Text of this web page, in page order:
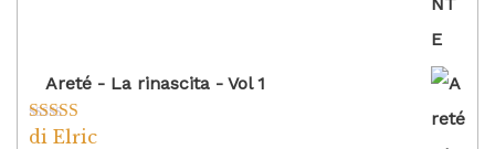
Areté - La rinascita - Vol 1
Valutato5
di Elric